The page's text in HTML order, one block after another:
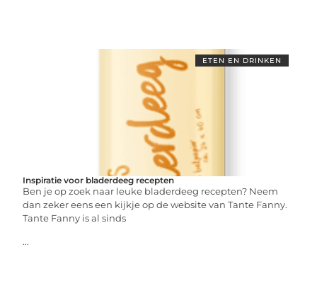
ETEN EN DRINKEN
Inspiratie voor bladerdeeg recepten
Ben je op zoek naar leuke bladerdeeg recepten? Neem
dan zeker eens een kijkje op de website van Tante Fanny.
Tante Fanny is al sinds
...